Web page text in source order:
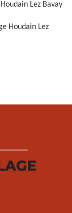
Lez Bavay
Houdain Lez